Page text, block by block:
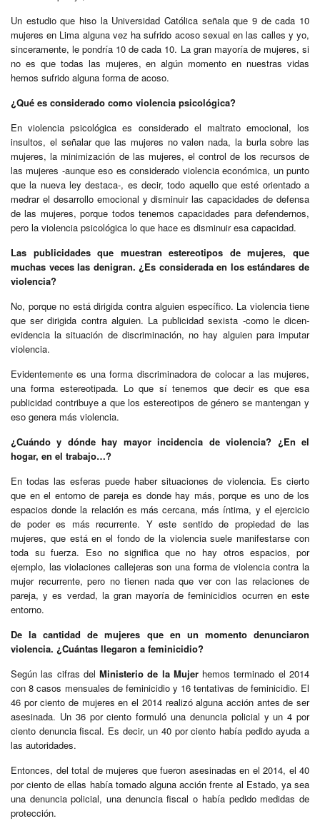
Un estudio que hiso la Universidad Católica señala que 9 de cada 10
mujeres en Lima alguna vez ha sufrido acoso sexual en las calles y yo,
sinceramente, le pondría 10 de cada 10. La gran mayoría de mujeres, si
no es que todas las mujeres, en algún momento en nuestras vidas
hemos sufrido alguna forma de acoso.
¿Qué es considerado como violencia psicológica?
En violencia psicológica es considerado el maltrato emocional, los
insultos, el señalar que las mujeres no valen nada, la burla sobre las
mujeres, la minimización de las mujeres, el control de los recursos de
las mujeres -aunque eso es considerado violencia económica, un punto
que la nueva ley destaca-, es decir, todo aquello que esté orientado a
medrar el desarrollo emocional y disminuir las capacidades de defensa
de las mujeres, porque todos tenemos capacidades para defendernos,
pero la violencia psicológica lo que hace es disminuir esa capacidad.
Las publicidades que muestran estereotipos de mujeres, que
muchas veces las denigran. ¿Es considerada en los estándares de
violencia?
No, porque no está dirigida contra alguien específico. La violencia tiene
que ser dirigida contra alguien. La publicidad sexista -como le dicen-
evidencia la situación de discriminación, no hay alguien para imputar
violencia.
Evidentemente es una forma discriminadora de colocar a las mujeres,
una forma estereotipada. Lo que sí tenemos que decir es que esa
publicidad contribuye a que los estereotipos de género se mantengan y
eso genera más violencia.
¿Cuándo y dónde hay mayor incidencia de violencia? ¿En el
hogar, en el trabajo…?
En todas las esferas puede haber situaciones de violencia. Es cierto
que en el entorno de pareja es donde hay más, porque es uno de los
espacios donde la relación es más cercana, más íntima, y el ejercicio
de poder es más recurrente. Y este sentido de propiedad de las
mujeres, que está en el fondo de la violencia suele manifestarse con
toda su fuerza. Eso no significa que no hay otros espacios, por
ejemplo, las violaciones callejeras son una forma de violencia contra la
mujer recurrente, pero no tienen nada que ver con las relaciones de
pareja, y es verdad, la gran mayoría de feminicidios ocurren en este
entorno.
De la cantidad de mujeres que en un momento denunciaron
violencia. ¿Cuántas llegaron a feminicidio?
Según las cifras delMinisterio de la Mujerhemos terminado el 2014
con 8 casos mensuales de feminicidio y 16 tentativas de feminicidio. El
46 por ciento de mujeres en el 2014 realizó alguna acción antes de ser
asesinada. Un 36 por ciento formuló una denuncia policial y un 4 por
ciento denuncia fiscal. Es decir, un 40 por ciento había pedido ayuda a
las autoridades.
Entonces, del total de mujeres que fueron asesinadas en el 2014, el 40
por ciento de ellas había tomado alguna acción frente al Estado, ya sea
una denuncia policial, una denuncia fiscal o había pedido medidas de
protección.